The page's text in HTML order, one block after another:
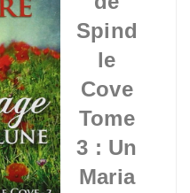
Spind
le
Cove
Tome
3 : Un
Maria